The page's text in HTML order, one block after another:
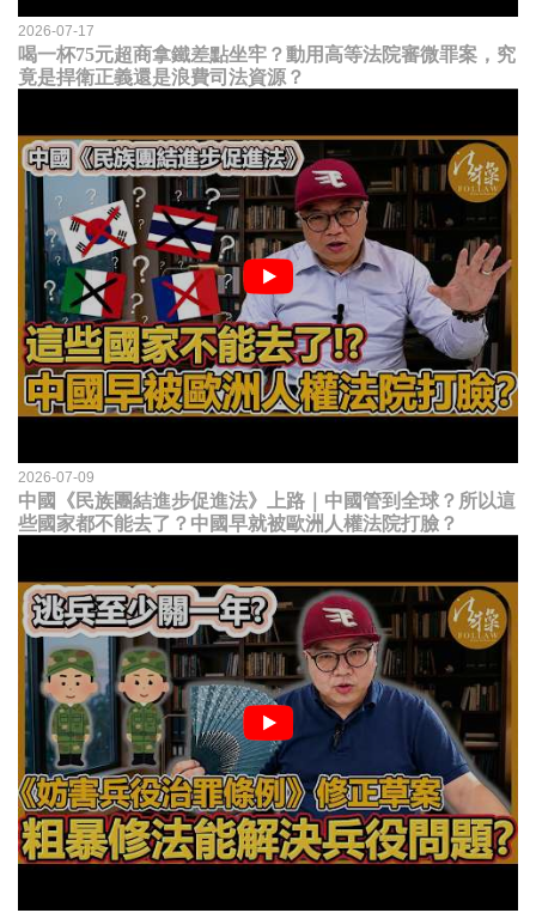
2026-07-17
喝一杯75元超商拿鐵差點坐牢？動用高等法院審微罪案，究
竟是捍衛正義還是浪費司法資源？
2026-07-09
中國《民族團結進步促進法》上路｜中國管到全球？所以這
些國家都不能去了？中國早就被歐洲人權法院打臉？